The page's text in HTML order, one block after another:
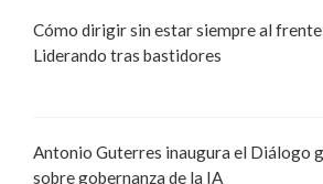
Cómo dirigir sin estar siempre al
Liderando tras bastidores
Antonio Guterres inaugura el Diálogo
sobre gobernanza de la IA